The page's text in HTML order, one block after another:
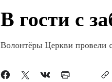
В гости с
Волонтёры Церкви провели